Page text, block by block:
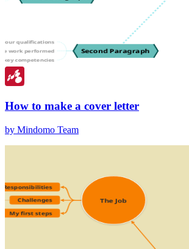
How to make a cover letter
by Mindomo Team